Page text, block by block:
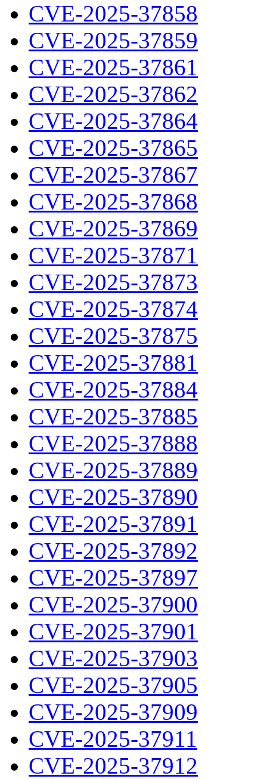
CVE-2025-37858
CVE-2025-37859
CVE-2025-37861
CVE-2025-37862
CVE-2025-37864
CVE-2025-37865
CVE-2025-37867
CVE-2025-37868
CVE-2025-37869
CVE-2025-37871
CVE-2025-37873
CVE-2025-37874
CVE-2025-37875
CVE-2025-37881
CVE-2025-37884
CVE-2025-37885
CVE-2025-37888
CVE-2025-37889
CVE-2025-37890
CVE-2025-37891
CVE-2025-37892
CVE-2025-37897
CVE-2025-37900
CVE-2025-37901
CVE-2025-37903
CVE-2025-37905
CVE-2025-37909
CVE-2025-37911
CVE-2025-37912